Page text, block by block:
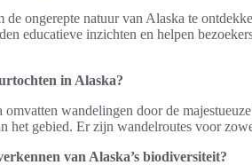
ongerepte natuur van Alaska te
educatieve inzichten en helpen
in Alaska?
wandelingen door de
het gebied. Er zijn wandelroutes voor
van Alaska’s biodiversiteit?